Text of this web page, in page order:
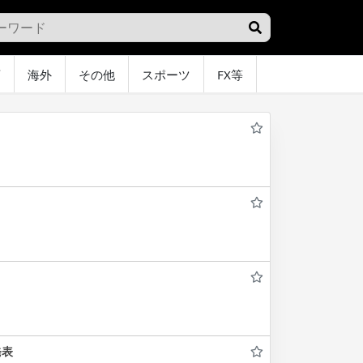
海外 その他 スポーツ FX等